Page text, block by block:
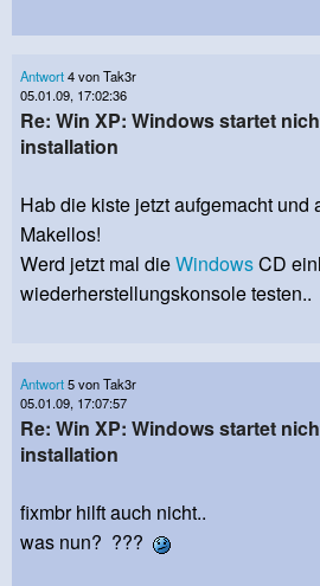
Antwort4 von Tak3r
05.01.09, 17:02:36
Re: Win XP: Windows startet
installation
Hab die kiste jetzt aufgemacht und
Makellos!
Werd jetzt mal dieWindowsCD
wiederherstellungskonsole testen..
Antwort5 von Tak3r
05.01.09, 17:07:57
Re: Win XP: Windows startet
installation
fixmbr hilft auch nicht..
was nun? ???